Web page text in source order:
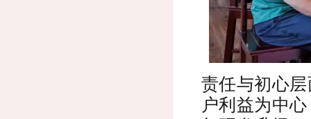
责任与初心
户利益为中